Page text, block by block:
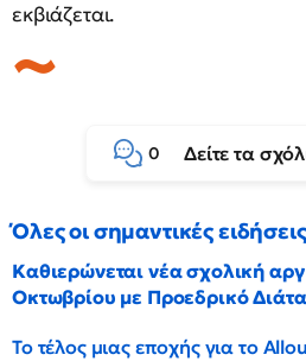
εκβιάζεται.
0 Δείτε τα
Όλες οι σημαντικές
Καθιερώνεται νέα σχολική
Οκτωβρίου με Προεδρικό
Το τέλος μιας εποχής για το